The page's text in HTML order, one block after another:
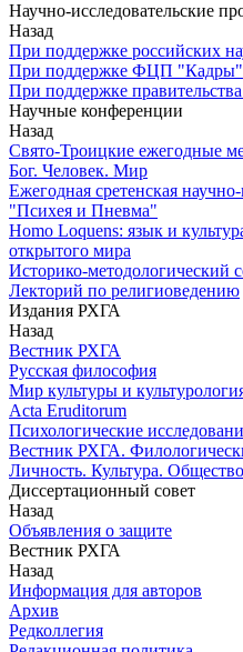
Научно-исследовательские
Назад
При поддержке российских
При поддержке ФЦП "Кадры"
При поддержке
Научные конференции
Назад
Свято-Троицкие ежегодные
Бог. Человек. Мир
Ежегодная сретенская
"Психея и Пневма"
Homo Loquens: язык и
открытого мира
Историко-методологический
Лекторий по религиоведению
Издания РХГА
Назад
Вестник РХГА
Русская философия
Мир культуры и
Acta Eruditorum
Психологические
Вестник РХГА.
Личность. Культура. Общество
Диссертационный совет
Назад
Объявления о защите
Вестник РХГА
Назад
Информация для авторов
Архив
Редколлегия